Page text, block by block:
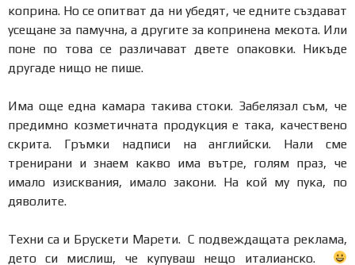
коприна. Но се опитват да ни убедят, че едните създават
усещане за памучна, а другите за копринена мекота. Или
поне по това се различават двете опаковки. Никъде
другаде нищо не пише.
Има още една камара такива стоки. Забелязал съм, че
предимно козметичната продукция е така, качествено
скрита. Гръмки надписи на английски. Нали сме
тренирани и знаем какво има вътре, голям праз, че
имало изисквания, имало закони. На кой му пука, по
дяволите.
Техни са и Брускети Марети. С подвеждащата реклама,
дето си мислиш, че купуваш нещо италианско.